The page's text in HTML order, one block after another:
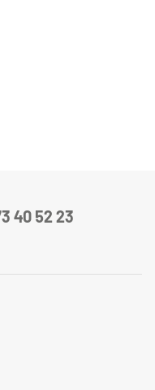
40 52 23